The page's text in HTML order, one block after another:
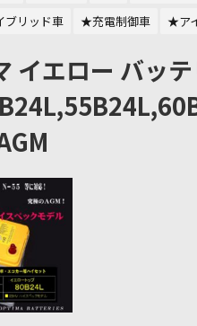
リッド車 ★充電制御車 ★ア
イエロー バッ